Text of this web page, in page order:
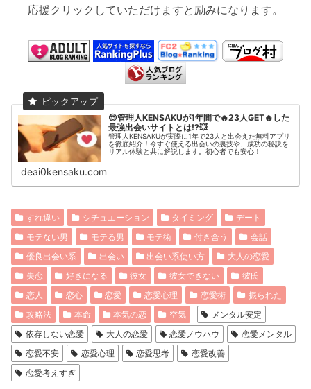
応援クリックしていただけますと励みになります。
😎管理人KENSAKUが1年間で🔥23人GET🔥した
最強出会いサイトとは⁉️💥
管理人KENSAKUが実際に1年で23人と出会えた無料アプリ
を徹底紹介！今すぐ使える出会いの裏技や、成功の秘訣を
リアル体験と共に解説します。初心者でも安心！
deai0kensaku.com
すれ違い シチュエーション タイミング
デート
モテない男
モテる男 モテ術 付き合う
会話
優良出会い系
出会い 出会い系使い方
大人の恋愛
失恋
好きになる 彼女 彼女できない
彼氏
恋人
恋心 恋愛 恋愛心理 恋愛術
振られた
攻略法
本命 本気の恋 空気
メンタル安定
依存しない恋愛
大人の恋愛 恋愛ノウハウ
恋愛メンタル
恋愛不安
恋愛心理 恋愛思考
恋愛改善
恋愛考えすぎ